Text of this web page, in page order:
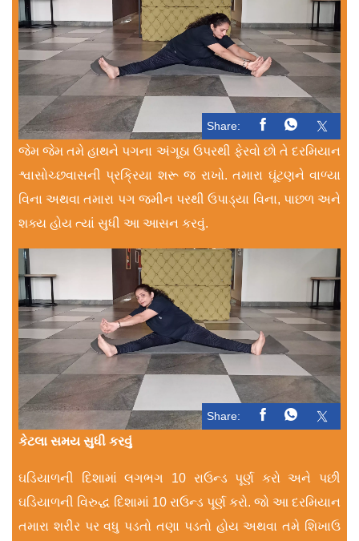
Share:
જેમ જેમ તમે હાથને પગના અંગૂઠા ઉપરથી ફેરવો છો તે દરમિયાન
શ્વાસોચ્છવાસની પ્રક્રિયા શરૂ જ રાખો. તમારા ઘૂંટણને વાળ્યા
વિના અથવા તમારા પગ જમીન પરથી ઉપાડ્યા વિના, પાછળ અને
શક્ય હોય ત્યાં સુધી આ આસન કરવું.
Share:
કેટલા સમય સુધી કરવું
ઘડિયાળની દિશામાં લગભગ 10 રાઉન્ડ પૂર્ણ કરો અને પછી
ઘડિયાળની વિરુદ્ધ દિશામાં 10 રાઉન્ડ પૂર્ણ કરો. જો આ દરમિયાન
તમારા શરીર પર વધુ પડતો તણા પડતો હોય અથવા તમે શિખાઉ